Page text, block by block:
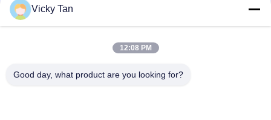
Sc / Upc Sc / Apc Sm Konektor Cepat Serat Optik Dengan
Konektor Cepat Serat Optik Singlemode
SC UPC 0.3db Konektor Serat Optik Cepat OM3 Fiber Field
Vicky Tan
12:08 PM
Good day, what product are you looking for?